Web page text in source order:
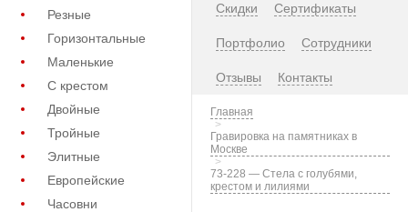
Резные
Горизонтальные
Маленькие
С крестом
Двойные
Тройные
Элитные
Европейские
Часовни
Скидки Сертификаты
Портфолио Сотрудники
Отзывы Контакты
Главная
Гравировка на памятниках в
Москве
73-228 — Стела с голубями,
крестом и лилиями